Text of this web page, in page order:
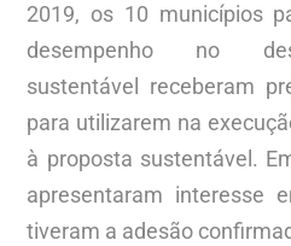
2019, os 10 municípios
desempenho no
sustentável receberam
para utilizarem na
à proposta sustentável.
apresentaram interesse
tiveram a adesão